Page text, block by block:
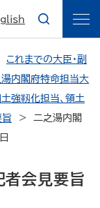
これまでの大臣・副
内閣府特命担当大
土強靱化担当、領土
旨
二之湯内閣
者会見要旨